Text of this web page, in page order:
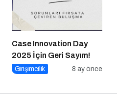
Case Innovation Day
2025 İçin Geri Sayım!
Girişimcilik 8 ay önce